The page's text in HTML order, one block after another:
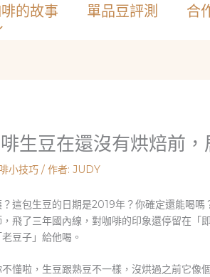
的故事 單品豆評測
合
生豆在還沒有烘焙前
小技巧 / 作者:JUDY
？這包生豆的日期是2019年？你確定還能喝
，飛了三年國內線，對咖啡的印象還停留在「
豆子」給他喝。
不懂啦，生豆跟熟豆不一樣，沒烘過之前它